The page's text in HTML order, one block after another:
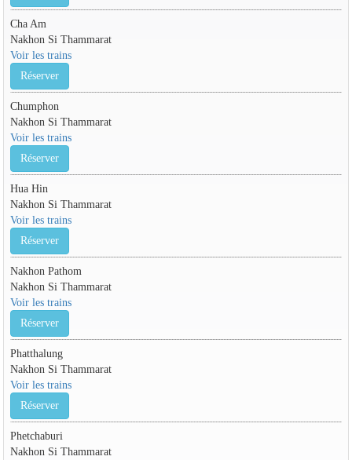
Cha Am
Nakhon Si Thammarat
Voir les trains
Réserver
Chumphon
Nakhon Si Thammarat
Voir les trains
Réserver
Hua Hin
Nakhon Si Thammarat
Voir les trains
Réserver
Nakhon Pathom
Nakhon Si Thammarat
Voir les trains
Réserver
Phatthalung
Nakhon Si Thammarat
Voir les trains
Réserver
Phetchaburi
Nakhon Si Thammarat